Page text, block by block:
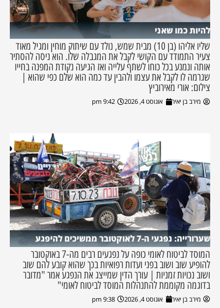
להיות כמו שאני
שליו אליהו (בן 10) מבית שמש, נולד עם שיתוק מוחין ומגיל מאוד
צעיר התמודד עם הקושי לקבל את המגבלה שלו. הוא ניסה להסתיר
אותה ונמנע בכל כוחו לשתף עלייה ואז הגיעה נקודת המפנה בחייו
שגרמה לו לקבל את עצמו ולהבין עד כמה הוא שלם כפי שהוא |
צילום: אורי מאירוביץ
מירב בן יאיר אוגוסט 4, 2026 9:42 pm
שערורייה: נפגעי ה-7 לאוקטובר ממשיכים להיפגע
המוסד לביטוח לאומי כופה על נפגעים רבים מה-7 באוקטובר
להופיע שוב ושוב בפני ועדות רפואיות בכך שהוא קובע להם שוב
ושוב נכויות זמניות | עורך הדין שמייצג את הנפגע אמר "מדובר
בדוגמה מקוממת להתנהלות המוסד לביטוח לאומי"
מירב בן יאיר אוגוסט 4, 2026 9:38 pm